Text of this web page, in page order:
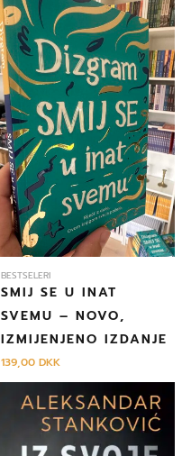
BESTSELERI
SMIJ SE U INAT
SVEMU – NOVO,
IZMIJENJENO IZDANJE
139,00DKK